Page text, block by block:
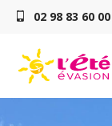
02 98 83 60 00